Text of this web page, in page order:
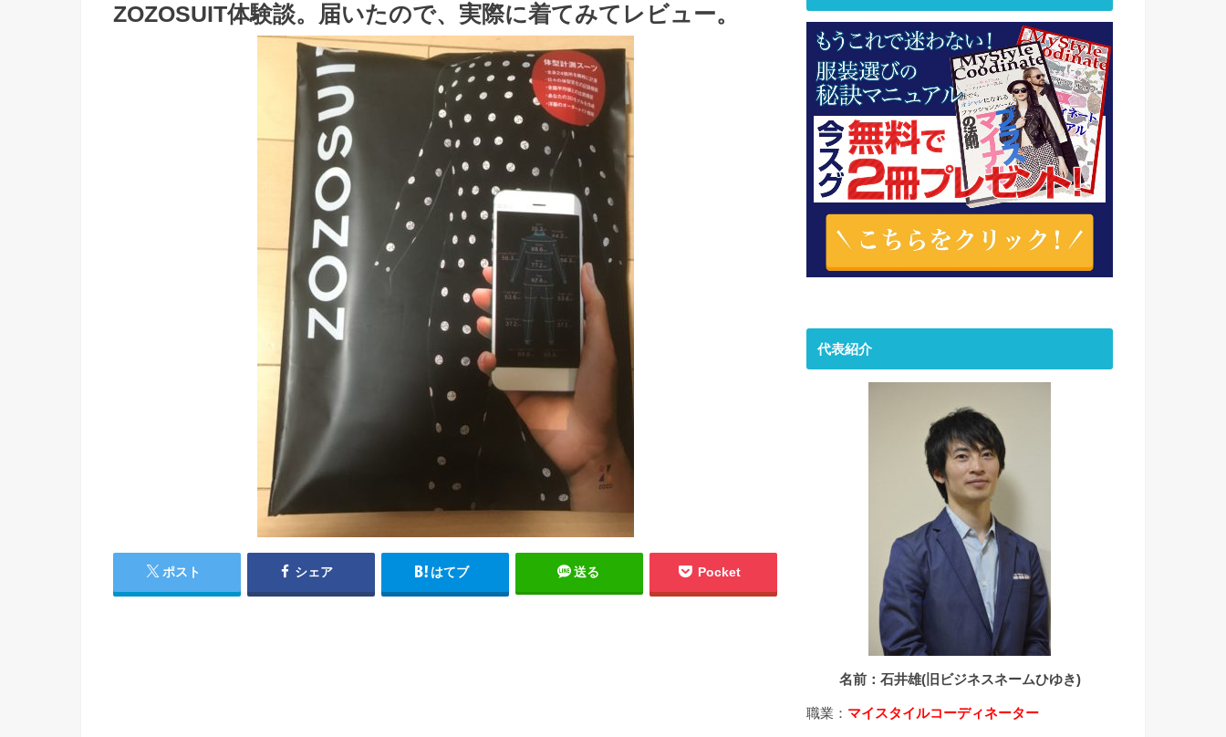
ZOZOSUIT体験談。届いたので、実際に着てみてレビュー。
ポスト シェア はてブ 送る Pocket
代表紹介
名前：石井雄(旧ビジネスネームひゆき)
職業： マイスタイルコーディネーター